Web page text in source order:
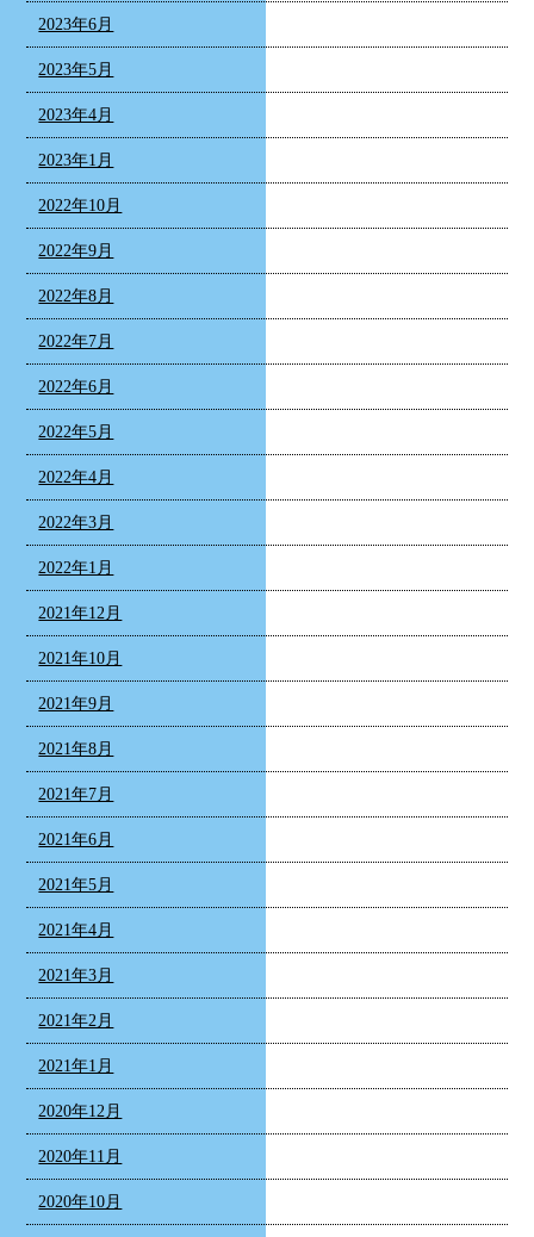
2023年6月
2023年5月
2023年4月
2023年1月
2022年10月
2022年9月
2022年8月
2022年7月
2022年6月
2022年5月
2022年4月
2022年3月
2022年1月
2021年12月
2021年10月
2021年9月
2021年8月
2021年7月
2021年6月
2021年5月
2021年4月
2021年3月
2021年2月
2021年1月
2020年12月
2020年11月
2020年10月